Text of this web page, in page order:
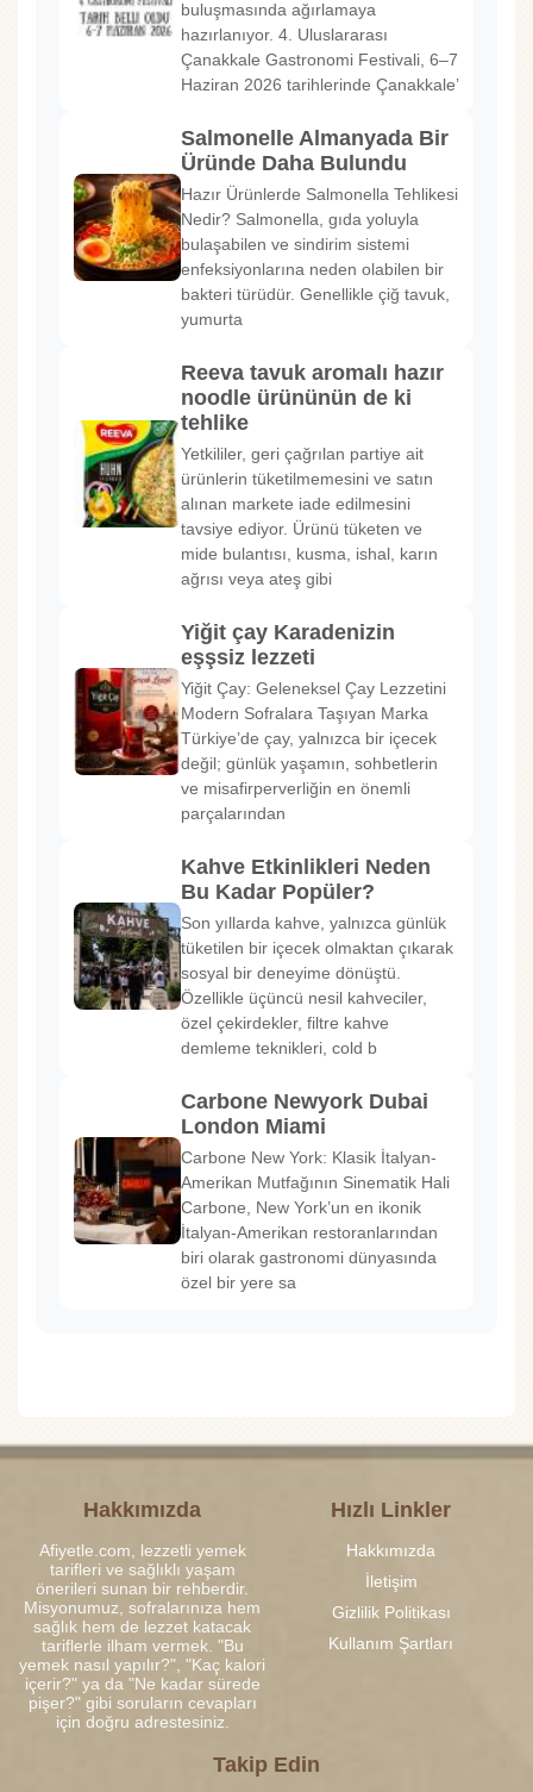
buluşmasında ağırlamaya
hazırlanıyor. 4. Uluslararası
Çanakkale Gastronomi Festivali, 6–7
Haziran 2026 tarihlerinde Çanakkale’
Salmonelle Almanyada Bir
Üründe Daha Bulundu
Hazır Ürünlerde Salmonella Tehlikesi
Nedir? Salmonella, gıda yoluyla
bulaşabilen ve sindirim sistemi
enfeksiyonlarına neden olabilen bir
bakteri türüdür. Genellikle çiğ tavuk,
yumurta
Reeva tavuk aromalı hazır
noodle ürününün de ki
tehlike
Yetkililer, geri çağrılan partiye ait
ürünlerin tüketilmemesini ve satın
alınan markete iade edilmesini
tavsiye ediyor. Ürünü tüketen ve
mide bulantısı, kusma, ishal, karın
ağrısı veya ateş gibi
Yiğit çay Karadenizin
eşşsiz lezzeti
Yiğit Çay: Geleneksel Çay Lezzetini
Modern Sofralara Taşıyan Marka
Türkiye’de çay, yalnızca bir içecek
değil; günlük yaşamın, sohbetlerin
ve misafirperverliğin en önemli
parçalarından
Kahve Etkinlikleri Neden
Bu Kadar Popüler?
Son yıllarda kahve, yalnızca günlük
tüketilen bir içecek olmaktan çıkarak
sosyal bir deneyime dönüştü.
Özellikle üçüncü nesil kahveciler,
özel çekirdekler, filtre kahve
demleme teknikleri, cold b
Carbone Newyork Dubai
London Miami
Carbone New York: Klasik İtalyan-
Amerikan Mutfağının Sinematik Hali
Carbone, New York’un en ikonik
İtalyan-Amerikan restoranlarından
biri olarak gastronomi dünyasında
özel bir yere sa
Hakkımızda
Afiyetle.com, lezzetli yemek
tarifleri ve sağlıklı yaşam
önerileri sunan bir rehberdir.
Misyonumuz, sofralarınıza hem
sağlık hem de lezzet katacak
tariflerle ilham vermek. "Bu
yemek nasıl yapılır?", "Kaç kalori
içerir?" ya da "Ne kadar sürede
pişer?" gibi soruların cevapları
için doğru adrestesiniz.
Hızlı Linkler
Hakkımızda
İletişim
Gizlilik Politikası
Kullanım Şartları
Takip Edin